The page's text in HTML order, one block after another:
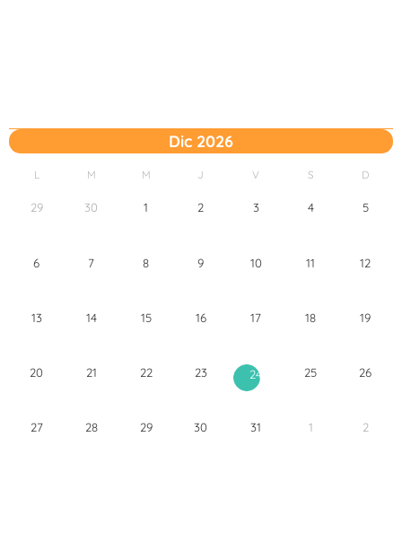
Dic 2026
L M M J V S D
29 30 1 2 3 4 5
6 7 8 9 10 11 12
13 14 15 16 17 18 19
20 21 22 23 24 25 26
27 28 29 30 31 1 2